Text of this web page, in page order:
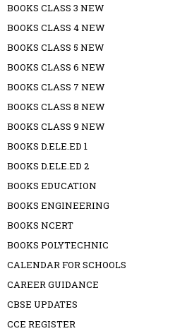
BOOKS CLASS 3 NEW
BOOKS CLASS 4 NEW
BOOKS CLASS 5 NEW
BOOKS CLASS 6 NEW
BOOKS CLASS 7 NEW
BOOKS CLASS 8 NEW
BOOKS CLASS 9 NEW
BOOKS D.ELE.ED 1
BOOKS D.ELE.ED 2
BOOKS EDUCATION
BOOKS ENGINEERING
BOOKS NCERT
BOOKS POLYTECHNIC
CALENDAR FOR SCHOOLS
CAREER GUIDANCE
CBSE UPDATES
CCE REGISTER